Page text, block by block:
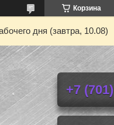
Корзина
дня (завтра, 10.08)
+7